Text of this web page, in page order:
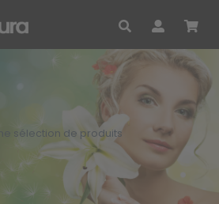
sélection de produits